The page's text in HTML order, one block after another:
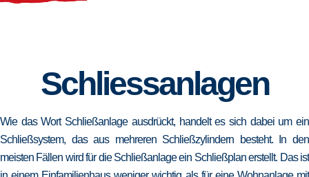
Schliessanlagen
Wie das Wort Schließanlage ausdrückt, handelt es sich dabei um ein
Schließsystem, das aus mehreren Schließzylindern besteht. In den
meisten Fällen wird für die Schließanlage ein Schließplan erstellt. Das ist